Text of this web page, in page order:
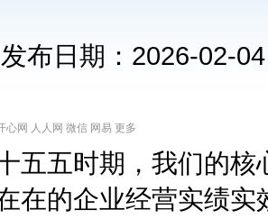
发布日期：2026-02-
心网 人人网 微信 网易 更多
五五时期，我们的
在的企业经营实绩